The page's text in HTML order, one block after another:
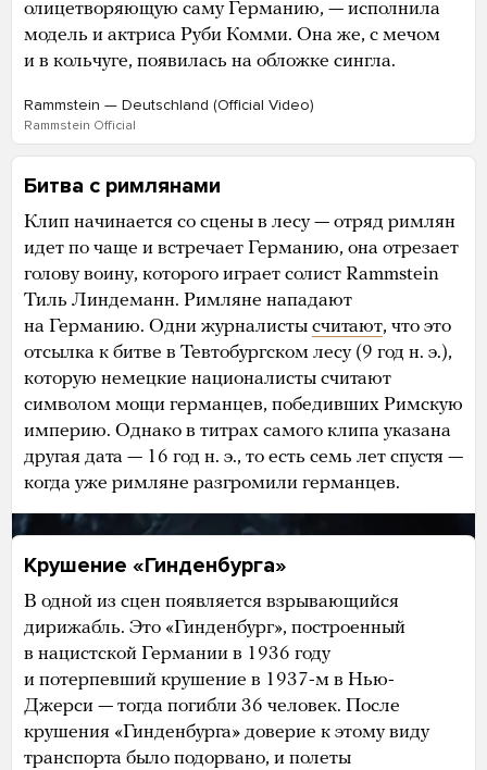
олицетворяющую саму Германию, — исполнила
модель и актриса Руби Комми. Она же, с мечом
и в кольчуге, появилась на обложке сингла.
Rammstein — Deutschland (Official Video)
Rammstein Official
Битва с римлянами
Клип начинается со сцены в лесу — отряд римлян
идет по чаще и встречает Германию, она отрезает
голову воину, которого играет солист Rammstein
Тиль Линдеманн. Римляне нападают
на Германию. Одни журналисты считают, что это
отсылка к битве в Тевтобургском лесу (9 год н. э.),
которую немецкие националисты считают
символом мощи германцев, победивших Римскую
империю. Однако в титрах самого клипа указана
другая дата — 16 год н. э., то есть семь лет спустя —
когда уже римляне разгромили германцев.
Крушение «Гинденбурга»
В одной из сцен появляется взрывающийся
дирижабль. Это «Гинденбург», построенный
в нацистской Германии в 1936 году
и потерпевший крушение в 1937-м в Нью-
Джерси — тогда погибли 36 человек. После
крушения «Гинденбурга» доверие к этому виду
транспорта было подорвано, и полеты